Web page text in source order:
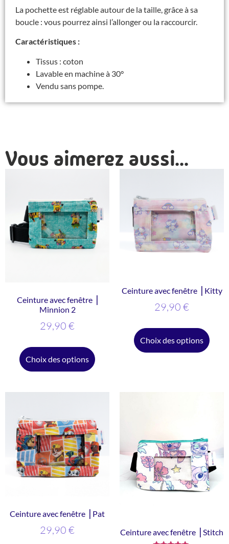
La pochette est réglable autour de la taille, grâce à sa
boucle : vous pourrez ainsi l’allonger ou la raccourcir.
Caractéristiques :
Tissus : coton
Lavable en machine à 30°
Vendu sans pompe.
Vous aimerez aussi...
Ceinture avec fenêtre ⎥
Minnion 2
29,90 €
Choix des options
Ceinture avec fenêtre ⎥ Kitty
29,90 €
Choix des options
Ceinture avec fenêtre ⎥ Pat
29,90 € Ceinture avec fenêtre ⎥ Stitch